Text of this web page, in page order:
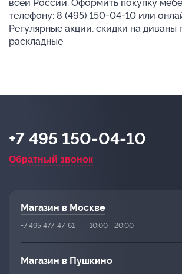
всей России. Оформить покупку
телефону: 8 (495) 150-04-10 или
Регулярные акции, скидки на диваны
раскладные
+7 495 150-04-10
Обратный звонок
Магазин в Москве
+7 495 477-47-61 10:00 - 20:00
Магазин в Пушкино